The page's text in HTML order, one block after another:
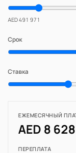
AED 491 971
Срок
Ставка
ЕЖЕМЕСЯЧНЫЙ
AED 8 628
ПЕРЕПЛАТА